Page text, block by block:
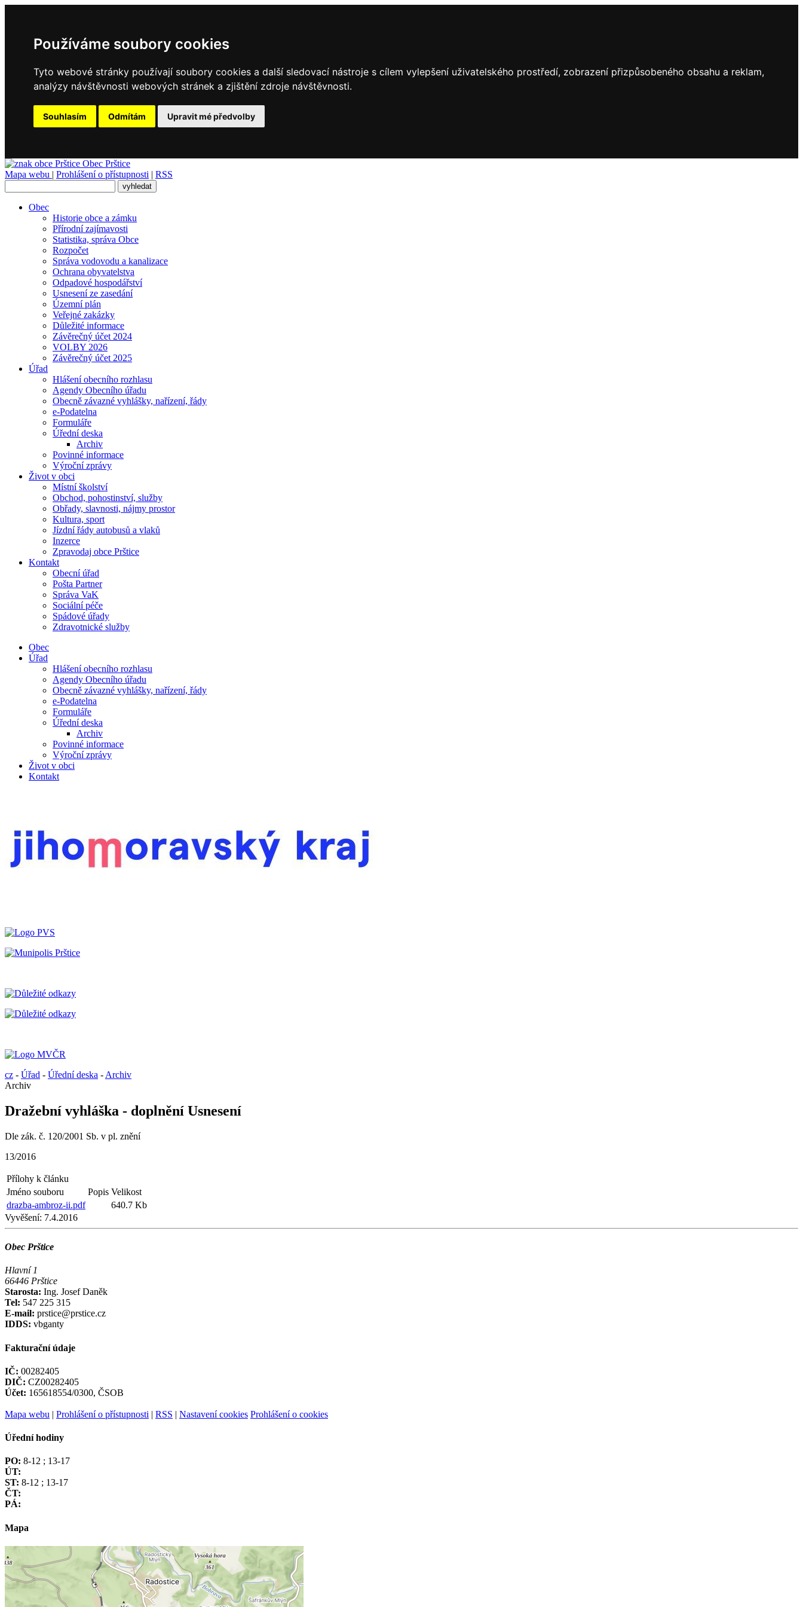
Používáme soubory cookies
Tyto webové stránky používají soubory cookies a další sledovací nástroje s cílem vylepšení uživatelského prostředí, zobrazení přizpůsobeného obsahu a reklam,
analýzy návštěvnosti webových stránek a zjištění zdroje návštěvnosti.
Souhlasím Odmítám Upravit mé předvolby
Obec Prštice
Mapa webu | Prohlášení o přístupnosti | RSS
Obec
Historie obce a zámku
Přírodní zajímavosti
Statistika, správa Obce
Rozpočet
Správa vodovodu a kanalizace
Ochrana obyvatelstva
Odpadové hospodářství
Usnesení ze zasedání
Územní plán
Veřejné zakázky
Důležité informace
Závěrečný účet 2024
VOLBY 2026
Závěrečný účet 2025
Úřad
Hlášení obecního rozhlasu
Agendy Obecního úřadu
Obecně závazné vyhlášky, nařízení, řády
e-Podatelna
Formuláře
Úřední deska
Archiv
Povinné informace
Výroční zprávy
Život v obci
Místní školství
Obchod, pohostinství, služby
Obřady, slavnosti, nájmy prostor
Kultura, sport
Jízdní řády autobusů a vlaků
Inzerce
Zpravodaj obce Prštice
Kontakt
Obecní úřad
Pošta Partner
Správa VaK
Sociální péče
Spádové úřady
Zdravotnické služby
Obec
Úřad
Hlášení obecního rozhlasu
Agendy Obecního úřadu
Obecně závazné vyhlášky, nařízení, řády
e-Podatelna
Formuláře
Úřední deska
Archiv
Povinné informace
Výroční zprávy
Život v obci
Kontakt
cz - Úřad - Úřední deska - Archiv
Archiv
Dražební vyhláška - doplnění Usnesení
Dle zák. č. 120/2001 Sb. v pl. znění
13/2016
Přílohy k článku
Jméno souboru
Popis Velikost
drazba-ambroz-ii.pdf
640.7 Kb
Vyvěšení: 7.4.2016
Obec Prštice
Hlavní 1
66446 Prštice
Starosta: Ing. Josef Daněk
Tel: 547 225 315
E-mail: prstice@prstice.cz
IDDS: vbganty
Fakturační údaje
IČ: 00282405
DIČ: CZ00282405
Účet: 165618554/0300, ČSOB
Mapa webu | Prohlášení o přístupnosti | RSS | Nastavení cookies Prohlášení o cookies
Úřední hodiny
PO: 8-12 ; 13-17
ÚT:
ST: 8-12 ; 13-17
ČT:
PÁ:
Mapa